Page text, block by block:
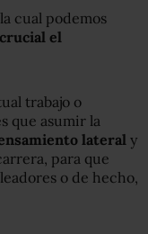
cual podemos
el
trabajo o
que asumir la
lateral y
para que
o de hecho,